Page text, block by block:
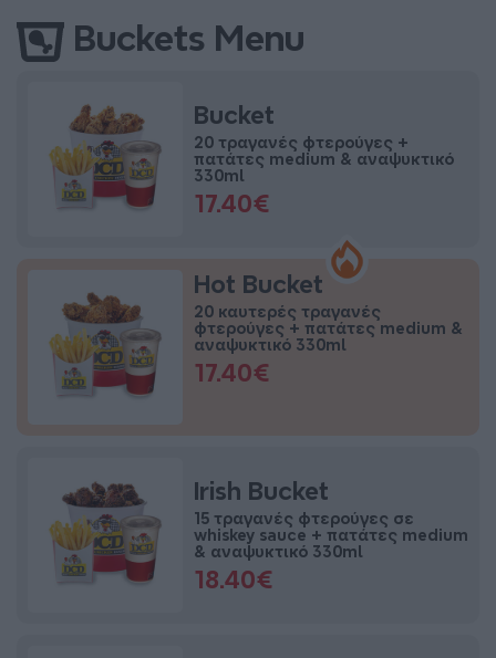
Buckets Menu
Bucket
20 τραγανές φτερούγες +
πατάτες medium & αναψυκτικό
330ml
17.40€
Hot Bucket
20 καυτερές τραγανές
φτερούγες + πατάτες medium &
αναψυκτικό 330ml
17.40€
Irish Bucket
15 τραγανές φτερούγες σε
whiskey sauce + πατάτες medium
& αναψυκτικό 330ml
18.40€